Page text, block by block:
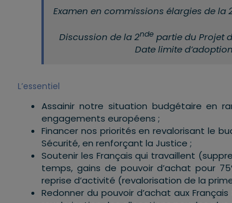
Examen en commissions élargies de la
Discussion de la 2nde partie du Projet
Date limite
L’essentiel
Assainir notre situation budgétaire en
engagements européens ;
Financer nos priorités en revalorisant le
Sécurité, en renforçant la Justice ;
Soutenir les Français qui travaillent
temps, gains de pouvoir d’achat pour
reprise d’activité (revalorisation de la
Redonner du pouvoir d’achat aux